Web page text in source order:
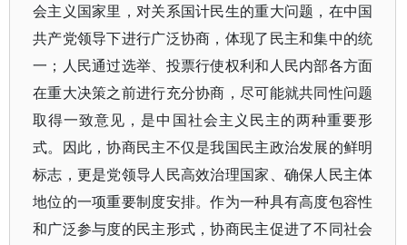
会主义国家里，对关系国计民生的重大问题，在中国
共产党领导下进行广泛协商，体现了民主和集中的统
一；人民通过选举、投票行使权利和人民内部各方面
在重大决策之前进行充分协商，尽可能就共同性问题
取得一致意见，是中国社会主义民主的两种重要形
式。因此，协商民主不仅是我国民主政治发展的鲜明
标志，更是党领导人民高效治理国家、确保人民主体
地位的一项重要制度安排。作为一种具有高度包容性
和广泛参与度的民主形式，协商民主促进了不同社会